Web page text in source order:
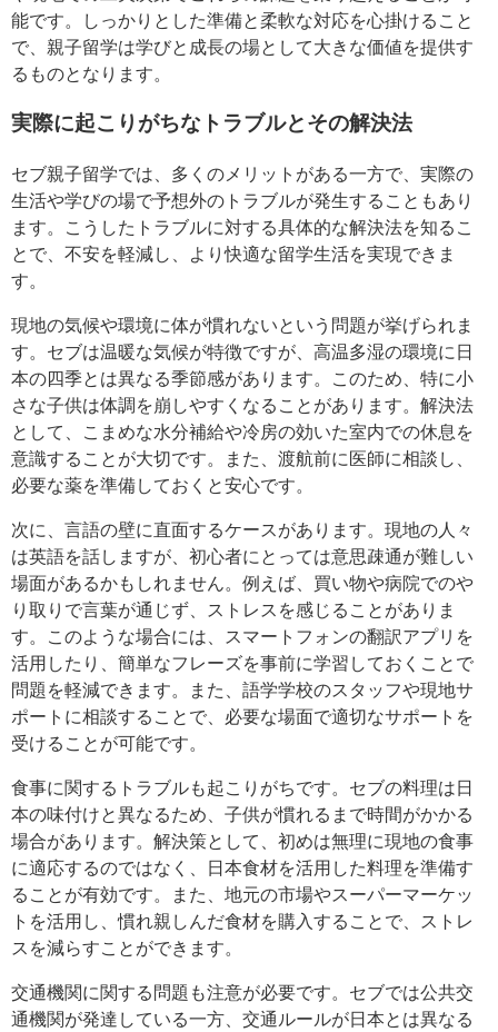
能です。しっかりとした準備と柔軟な対応を心掛けること
で、親子留学は学びと成長の場として大きな価値を提供す
るものとなります。
実際に起こりがちなトラブルとその解決法
セブ親子留学では、多くのメリットがある一方で、実際の
生活や学びの場で予想外のトラブルが発生することもあり
ます。こうしたトラブルに対する具体的な解決法を知るこ
とで、不安を軽減し、より快適な留学生活を実現できま
す。
現地の気候や環境に体が慣れないという問題が挙げられま
す。セブは温暖な気候が特徴ですが、高温多湿の環境に日
本の四季とは異なる季節感があります。このため、特に小
さな子供は体調を崩しやすくなることがあります。解決法
として、こまめな水分補給や冷房の効いた室内での休息を
意識することが大切です。また、渡航前に医師に相談し、
必要な薬を準備しておくと安心です。
次に、言語の壁に直面するケースがあります。現地の人々
は英語を話しますが、初心者にとっては意思疎通が難しい
場面があるかもしれません。例えば、買い物や病院でのや
り取りで言葉が通じず、ストレスを感じることがありま
す。このような場合には、スマートフォンの翻訳アプリを
活用したり、簡単なフレーズを事前に学習しておくことで
問題を軽減できます。また、語学学校のスタッフや現地サ
ポートに相談することで、必要な場面で適切なサポートを
受けることが可能です。
食事に関するトラブルも起こりがちです。セブの料理は日
本の味付けと異なるため、子供が慣れるまで時間がかかる
場合があります。解決策として、初めは無理に現地の食事
に適応するのではなく、日本食材を活用した料理を準備す
ることが有効です。また、地元の市場やスーパーマーケッ
トを活用し、慣れ親しんだ食材を購入することで、ストレ
スを減らすことができます。
交通機関に関する問題も注意が必要です。セブでは公共交
通機関が発達している一方、交通ルールが日本とは異なる